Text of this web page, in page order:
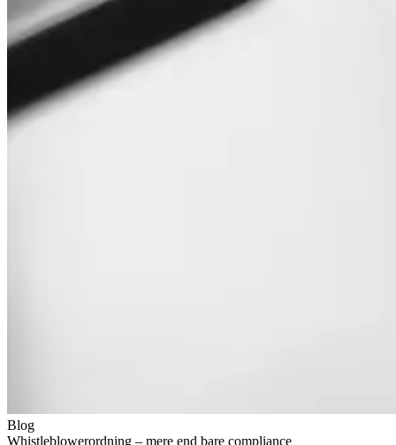
Blog
Whistleblowerordning – mere end bare compliance